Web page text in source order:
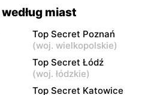
Top Secret
Przasnysz, ul. Orlika 18
Top Secret
Głowno, ul. Władysława
Sikorskiego 59
miast
Top Secret Poznań
(woj. wielkopolskie)
Top Secret Łódź
(woj. łódzkie)
Top Secret Katowice